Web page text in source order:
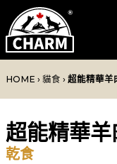
HOME › 貓食 › 超能精華羊
超能精華羊
乾食